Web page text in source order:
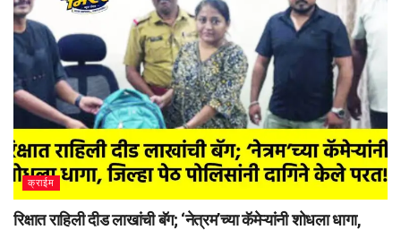
क्राईम
रिक्षात राहिली दीड लाखांची बॅग; ‘नेत्रम’च्या कॅमेऱ्यांनी शोधला धागा,